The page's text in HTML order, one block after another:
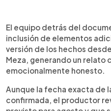
El equipo detrás del
inclusión de elementos
versión de los hechos
Meza, generando un relato
emocionalmente honesto.
Aunque la fecha exacta de
confirmada, el productor